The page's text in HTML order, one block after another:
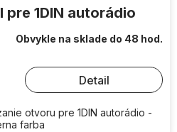
pre 1DIN autorádio
Obvykle na sklade do 48 hod.
Detail
otvoru pre 1DIN autorádio -
farba